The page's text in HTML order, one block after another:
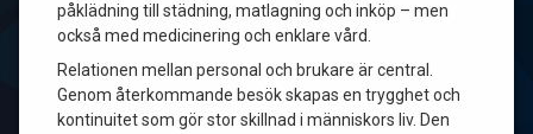
påklädning till städning, matlagning och inköp – men
också med medicinering och enklare vård.
Relationen mellan personal och brukare är central.
Genom återkommande besök skapas en trygghet och
kontinuitet som gör stor skillnad i människors liv. Den